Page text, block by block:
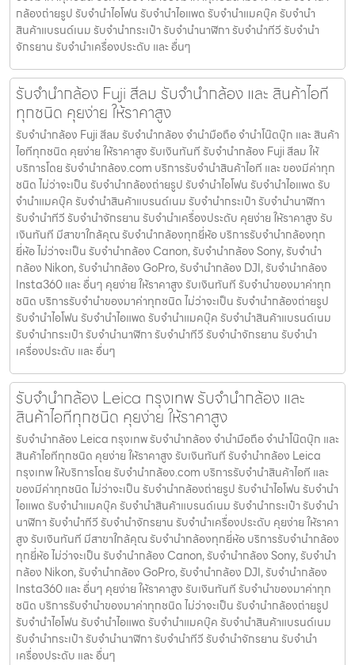
กล้องถ่ายรูป รับจํานําไอโฟน รับจํานําไอแพด รับจํานําแมคบุ๊ค รับจํานํา
สินค้าแบรนด์เนม รับจํานํากระเป๋า รับจํานํานาฬิกา รับจํานําทีวี รับจํานํา
จักรยาน รับจํานําเครื่องประดับ และ อื่นๆ
รับจำนำกล้อง Fuji สีลม รับจํานํากล้อง และ สินค้าไอที
ทุกชนิด คุยง่าย ให้ราคาสูง
รับจำนำกล้อง Fuji สีลม รับจํานํากล้อง จำนำมือถือ จำนำโน๊ตบุ๊ก และ สินค้า
ไอทีทุกชนิด คุยง่าย ให้ราคาสูง รับเงินทันที รับจำนำกล้อง Fuji สีลม ให้
บริการโดย รับจํานํากล้อง.com บริการรับจํานําสินค้าไอที และ ของมีค่าทุก
ชนิด ไม่ว่าจะเป็น รับจํานํากล้องถ่ายรูป รับจํานําไอโฟน รับจํานําไอแพด รับ
จํานําแมคบุ๊ค รับจํานําสินค้าแบรนด์เนม รับจํานํากระเป๋า รับจํานํานาฬิกา
รับจํานําทีวี รับจํานําจักรยาน รับจํานําเครื่องประดับ คุยง่าย ให้ราคาสูง รับ
เงินทันที มีสาขาใกล้คุณ รับจำนำกล้องทุกยี่ห้อ บริการรับจำนำกล้องทุก
ยี่ห้อ ไม่ว่าจะเป็น รับจำนำกล้อง Canon, รับจำนำกล้อง Sony, รับจำนำ
กล้อง Nikon, รับจำนำกล้อง GoPro, รับจำนำกล้อง DJI, รับจำนำกล้อง
Insta360 และ อื่นๆ คุยง่าย ให้ราคาสูง รับเงินทันที รับจำนำของมาค่าทุก
ชนิด บริการรับจำนำของมาค่าทุกชนิด ไม่ว่าจะเป็น รับจํานํากล้องถ่ายรูป
รับจํานําไอโฟน รับจํานําไอแพด รับจํานําแมคบุ๊ค รับจํานําสินค้าแบรนด์เนม
รับจํานํากระเป๋า รับจํานํานาฬิกา รับจํานําทีวี รับจํานําจักรยาน รับจํานํา
เครื่องประดับ และ อื่นๆ
รับจำนำกล้อง Leica กรุงเทพ รับจํานํากล้อง และ
สินค้าไอทีทุกชนิด คุยง่าย ให้ราคาสูง
รับจำนำกล้อง Leica กรุงเทพ รับจํานํากล้อง จำนำมือถือ จำนำโน๊ตบุ๊ก และ
สินค้าไอทีทุกชนิด คุยง่าย ให้ราคาสูง รับเงินทันที รับจำนำกล้อง Leica
กรุงเทพ ให้บริการโดย รับจํานํากล้อง.com บริการรับจํานําสินค้าไอที และ
ของมีค่าทุกชนิด ไม่ว่าจะเป็น รับจํานํากล้องถ่ายรูป รับจํานําไอโฟน รับจํานํา
ไอแพด รับจํานําแมคบุ๊ค รับจํานําสินค้าแบรนด์เนม รับจํานํากระเป๋า รับจํานํา
นาฬิกา รับจํานําทีวี รับจํานําจักรยาน รับจํานําเครื่องประดับ คุยง่าย ให้ราคา
สูง รับเงินทันที มีสาขาใกล้คุณ รับจำนำกล้องทุกยี่ห้อ บริการรับจำนำกล้อง
ทุกยี่ห้อ ไม่ว่าจะเป็น รับจำนำกล้อง Canon, รับจำนำกล้อง Sony, รับจำนำ
กล้อง Nikon, รับจำนำกล้อง GoPro, รับจำนำกล้อง DJI, รับจำนำกล้อง
Insta360 และ อื่นๆ คุยง่าย ให้ราคาสูง รับเงินทันที รับจำนำของมาค่าทุก
ชนิด บริการรับจำนำของมาค่าทุกชนิด ไม่ว่าจะเป็น รับจํานํากล้องถ่ายรูป
รับจํานําไอโฟน รับจํานําไอแพด รับจํานําแมคบุ๊ค รับจํานําสินค้าแบรนด์เนม
รับจํานํากระเป๋า รับจํานํานาฬิกา รับจํานําทีวี รับจํานําจักรยาน รับจํานํา
เครื่องประดับ และ อื่นๆ